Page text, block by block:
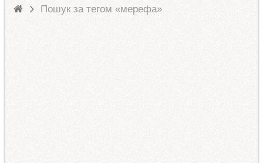
Пошук за тегом «мерефа»